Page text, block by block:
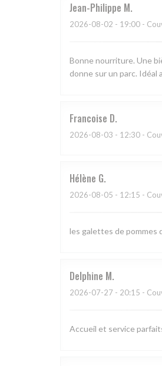
Jean-Philippe M
2026-08-02 - 19:00 -
Bonne nourriture. Une
donne sur un parc. Idéal
Francoise D
2026-08-03 - 12:30 -
Hélène G
2026-08-05 - 12:15 -
les galettes de pommes
Delphine M
2026-07-27 - 20:15 -
Accueil et service